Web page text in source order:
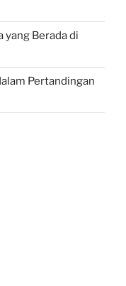
yang Berada di
Pertandingan